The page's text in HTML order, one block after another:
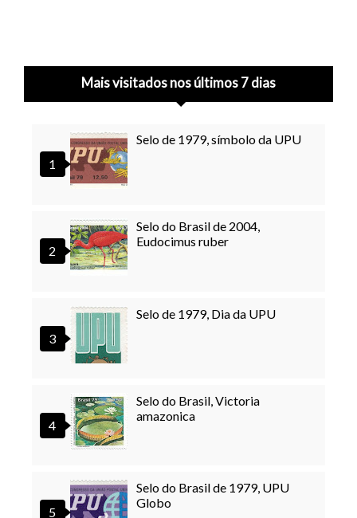
Mais visitados nos últimos 7 dias
Selo de 1979, símbolo da UPU
Selo do Brasil de 2004,
Eudocimus ruber
Selo de 1979, Dia da UPU
Selo do Brasil, Victoria
amazonica
Selo do Brasil de 1979, UPU
Globo